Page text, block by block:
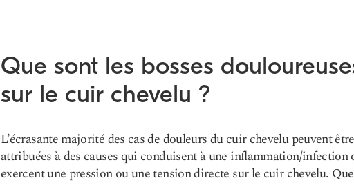
Que sont les bosses
sur le cuir chevelu ?
L’écrasante majorité des cas de douleurs du cuir chevelu peuvent être
attribuées à des causes qui conduisent à une inflammation/infection
exercent une pression ou une tension directe sur le cuir chevelu.